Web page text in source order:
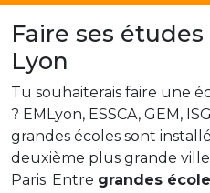
Faire ses
Lyon
Tu souhaiterais faire une
? EMLyon, ESSCA, GEM,
grandes écoles sont
deuxième plus grande
Paris. Entre grandes